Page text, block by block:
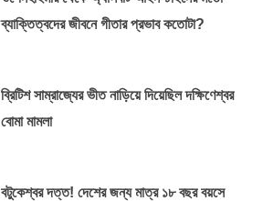
ব্যাক্তিত্বদের জীবনে গীতার প্রভাব কতোটা?
ব্রিটিশ সাম্রাজ্যের ভীত নাড়িয়ে দিয়েছিল দক্ষিণেশ্বর
বোমা মামলা
বটুকেশ্বর দত্ত! দেশের জন্য মাত্র ১৮ বছর বয়সে